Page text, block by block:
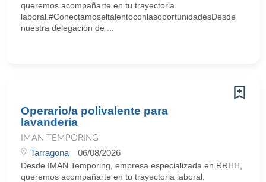
queremos acompañarte en tu trayectoria
laboral.#ConectamoseltalentoconlasoportunidadesDesde
nuestra delegación de ...
Operario/a polivalente para
lavandería
IMAN TEMPORING
Tarragona 06/08/2026
Desde IMAN Temporing, empresa especializada en RRHH,
queremos acompañarte en tu trayectoria laboral.